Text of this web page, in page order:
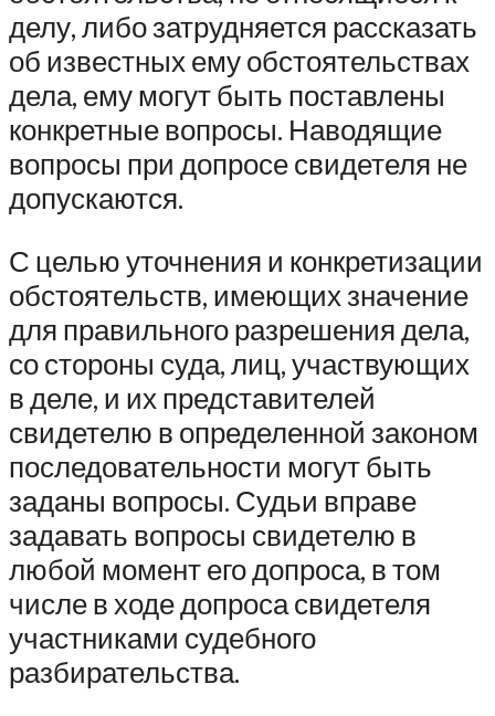
делу, либо затрудняется рассказать
об известных ему обстоятельствах
дела, ему могут быть поставлены
конкретные вопросы. Наводящие
вопросы при допросе свидетеля не
допускаются.
С целью уточнения и конкретизации
обстоятельств, имеющих значение
для правильного разрешения дела,
со стороны суда, лиц, участвующих
в деле, и их представителей
свидетелю в определенной законом
последовательности могут быть
заданы вопросы. Судьи вправе
задавать вопросы свидетелю в
любой момент его допроса, в том
числе в ходе допроса свидетеля
участниками судебного
разбирательства.